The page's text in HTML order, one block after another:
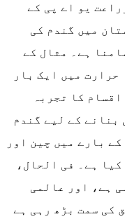
یو اے پی کے
میں گندم کی
ہے۔ مثال کے
حرارت میں ایک بار
کا تجربہ
بنانے کے لیے گندم
بارے میں چین اور
ہے۔ فی الحال،
ہے، اور عالمی
کی سمت بڑھ رہی ہے